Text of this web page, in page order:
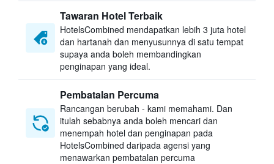
Tawaran Hotel Terbaik
HotelsCombined mendapatkan lebih 3 juta hotel
dan hartanah dan menyusunnya di satu tempat
supaya anda boleh membandingkan
penginapan yang ideal.
Pembatalan Percuma
Rancangan berubah - kami memahami. Dan
itulah sebabnya anda boleh mencari dan
menempah hotel dan penginapan pada
HotelsCombined daripada agensi yang
menawarkan pembatalan percuma